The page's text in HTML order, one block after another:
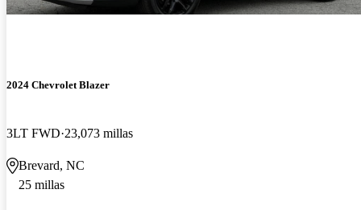
2024 Chevrolet Blazer
3LT FWD 23,073 millas
Brevard, NC
25 millas